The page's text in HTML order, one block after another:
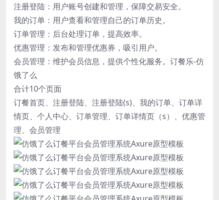
注册登陆：用户账号创建和管理，保障交易安全。
我的订单：用户查看和管理自己的订单历史。
订单管理：后台处理订单，提高效率。
优惠管理：发布和管理优惠券，吸引用户。
会员管理：维护会员信息，提供个性化服务。订餐乐-仿
饿了么
合计10个页面
订餐首页、注册登陆、注册登陆(s)、我的订单、订单详
情页、个人中心、订单管理、订单详情页（s）、优惠管
理、会员管理